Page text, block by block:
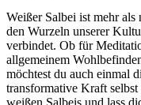
Weißer Salbei⁢ ist mehr
den Wurzeln ‌unserer
verbindet. Ob für
allgemeinem
möchtest‍ du auch einmal⁣
transformative ⁢Kraft